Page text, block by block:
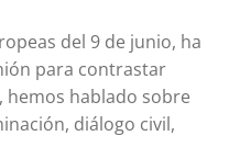
del 9 de junio, ha
para contrastar
hemos hablado sobre
diálogo civil,